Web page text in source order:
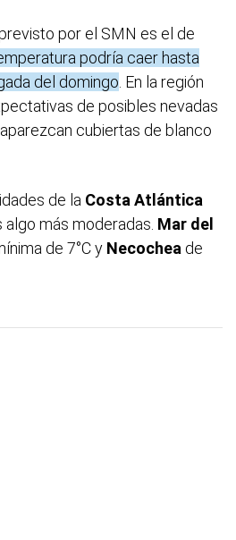
por el SMN es el de
podría caer hasta
del domingo . En la región
de posibles nevadas
cubiertas de blanco
de la Costa Atlántica
más moderadas. Mar del
de 7°C y Necochea de